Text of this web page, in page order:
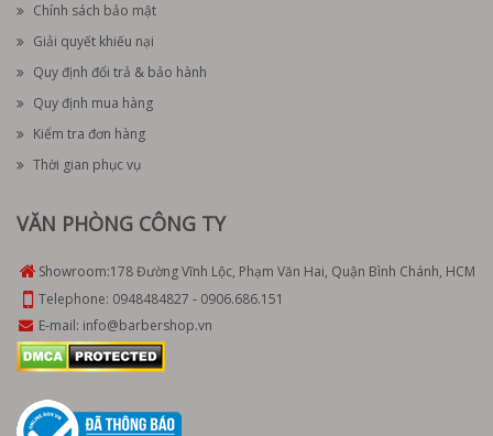
Chính sách bảo mật
Giải quyết khiếu nại
Quy định đổi trả & bảo hành
Quy định mua hàng
Kiểm tra đơn hàng
Thời gian phục vụ
VĂN PHÒNG CÔNG TY
Showroom:178 Đường Vĩnh Lộc, Phạm Văn Hai, Quận Bình Chánh, HCM
Telephone: 0948484827 - 0906.686.151
E-mail: info@barbershop.vn